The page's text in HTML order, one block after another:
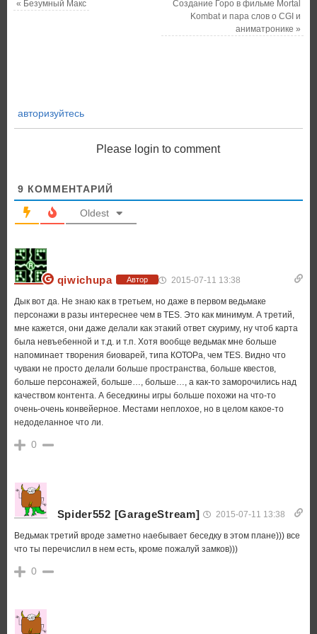
« Безумный Макс
Создание Горо в фильме Mortal
Kombat и пара слов о CGI и
аниматронике»
авторизуйтесь
Please login to comment
9 КОММЕНТАРИЙ
Oldest
qiwichupa Автор 2015-07-11 13:38
Дык вот да. Не знаю как в третьем, но даже в первом ведьмаке
персонажи в разы интереснее чем в TES. Это как минимум. А третий,
мне кажется, они даже делали как этакий ответ скуриму, ну чтоб карта
была невъебенной и т.д. и т.п. Хотя вообще ведьмак мне больше
напоминает творения биоварей, типа КОТОРа, чем TES. Видно что
чуваки не просто делали больше пространства, больше квестов,
больше персонажей, больше…, больше…, а как-то заморочились над
качеством контента. А беседкины игры больше похожи на что-то
очень-очень конвейерное. Местами неплохое, но в целом какое-то
недоделанное что ли.
0
Spider552 [GarageStream] 2015-07-11 13:38
Ведьмак третий вроде заметно наебывает беседку в этом плане))) все
что ты перечислил в нем есть, кроме пожалуй замков)))
0